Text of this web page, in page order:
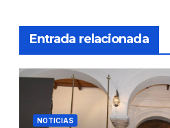
Entrada relacionada
NOTICIAS